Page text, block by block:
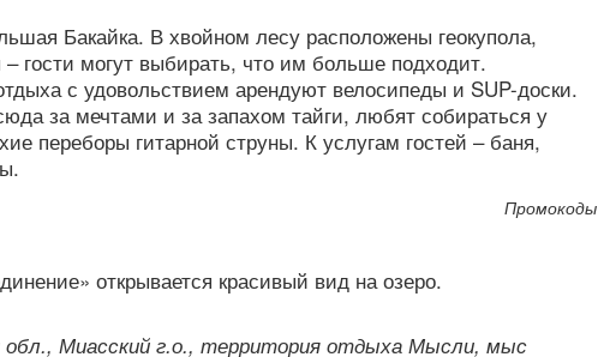
Бакайка. В хвойном лесу расположены геокупола,
гости могут выбирать, что им больше подходит.
с удовольствием арендуют велосипеды и SUP-доски.
за мечтами и за запахом тайги, любят собираться у
переборы гитарной струны. К услугам гостей – баня,
Промокоды
обл., Миасский г.о., территория отдыха Мысли, мыс